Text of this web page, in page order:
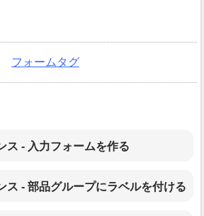
フォームタグ
ス - 入力フォームを作る
ス - 部品グループにラベルを付ける